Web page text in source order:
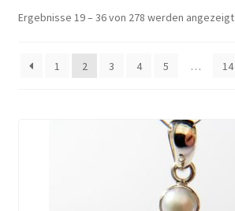
Ergebnisse 19 – 36 von 278 werden angezeigt
1 2 3 4 5 … 14